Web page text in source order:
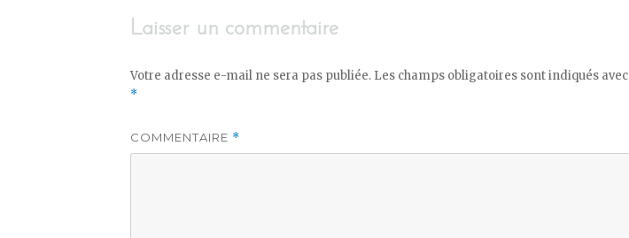
Laisser un commentaire
Votre adresse e-mail ne sera pas publiée. Les champs obligatoires sont indiqués avec
*
COMMENTAIRE *